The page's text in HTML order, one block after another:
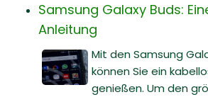
Samsung Galaxy Buds:
Anleitung
Mit den Samsung
können Sie ein
genießen. Um den